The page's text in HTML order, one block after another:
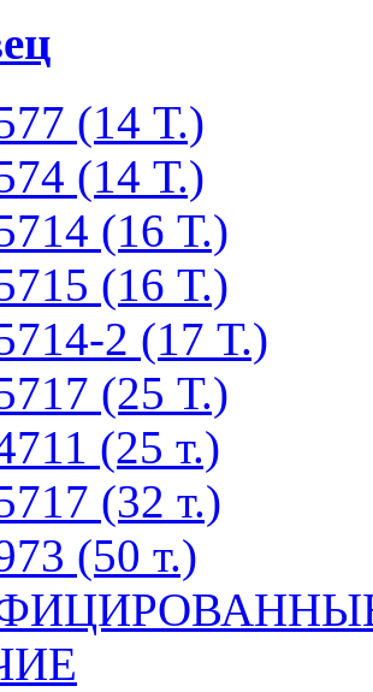
(14 Т.)
(14 Т.)
(16 Т.)
(16 Т.)
2 (17 Т.)
(25 Т.)
(25 т.)
(32 т.)
(50 т.)